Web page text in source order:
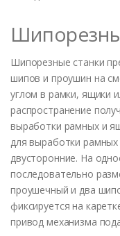
Шипорезные станки
шипов и проушин на
углом в рамки, ящики
распространение
выработки рамных и
для выработки
двусторонние. На
последовательно
проушечный и два
фиксируется на
привод механизма